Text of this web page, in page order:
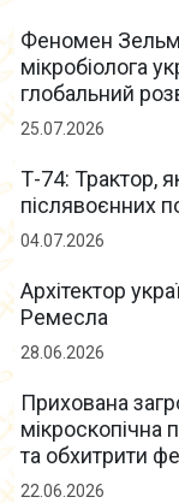
Феномен
мікробіолога
глобальний
25.07.2026
Т-74: Трактор,
післявоєнних
04.07.2026
Архітектор
Ремесла
28.06.2026
Прихована
та обхитрити
22.06.2026